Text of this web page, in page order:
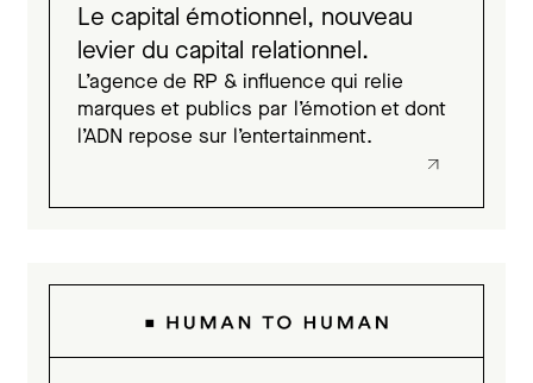
Le capital émotionnel, nouveau
levier du capital relationnel.
L’agence de RP & influence qui relie
marques et publics par l’émotion et dont
l’ADN repose sur l’entertainment.